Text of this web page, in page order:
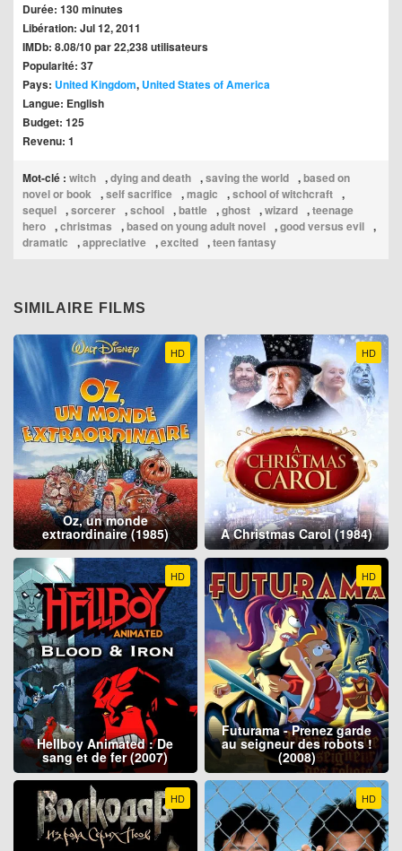
Durée: 130 minutes
Libération: Jul 12, 2011
IMDb: 8.08/10 par 22,238 utilisateurs
Popularité: 37
Pays: United Kingdom, United States of America
Langue: English
Budget: 125
Revenu: 1
Mot-clé : witch ,dying and death ,saving the world ,based on
novel or book ,self sacrifice ,magic ,school of witchcraft ,
sequel ,sorcerer ,school ,battle ,ghost ,wizard ,teenage
hero ,christmas ,based on young adult novel ,good versus evil ,
dramatic
,appreciative ,excited ,teen fantasy
SIMILAIRE FILMS
HD
Oz, un monde
extraordinaire (1985)
HD
A Christmas Carol (1984)
HD
Hellboy Animated : De
sang et de fer (2007)
HD
Futurama - Prenez garde
au seigneur des robots !
(2008)
HD HD